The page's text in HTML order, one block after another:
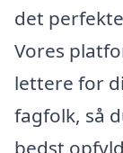
det
Vores
lettere for
fagfolk, så